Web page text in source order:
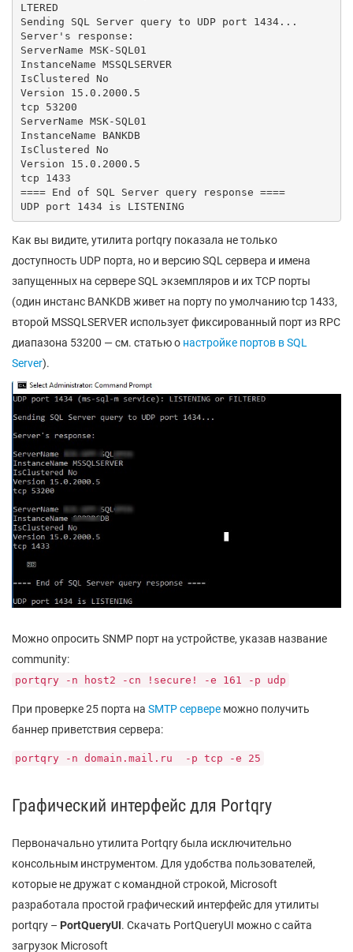
LTERED
Sending SQL Server query to UDP port 1434...
Server's response:
ServerName MSK-SQL01
InstanceName MSSQLSERVER
IsClustered No
Version 15.0.2000.5
tcp 53200
ServerName MSK-SQL01
InstanceName BANKDB
IsClustered No
Version 15.0.2000.5
tcp 1433
==== End of SQL Server query response ====
UDP port 1434 is LISTENING
Как вы видите, утилита portqry показала не только
доступность UDP порта, но и версию SQL сервера и имена
запущенных на сервере SQL экземпляров и их TCP порты
(один инстанс BANKDB живет на порту по умолчанию tcp 1433,
второй MSSQLSERVER использует фиксированный порт из RPC
диапазона 53200 — см. статью о настройке портов в SQL
Server).
Можно опросить SNMP порт на устройстве, указав название
community:
portqry -n host2 -cn !secure! -e 161 -p udp
При проверке 25 порта на SMTP сервере можно получить
баннер приветствия сервера:
portqry -n domain.mail.ru -p tcp -e 25
Графический интерфейс для Portqry
Первоначально утилита Portqry была исключительно
консольным инструментом. Для удобства пользователей,
которые не дружат с командной строкой, Microsoft
разработала простой графический интерфейс для утилиты
portqry – PortQueryUI. Скачать PortQueryUI можно с сайта
загрузок Microsoft